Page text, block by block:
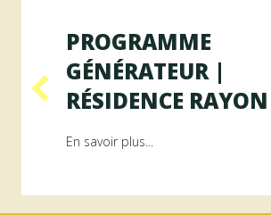
ArAMiS
PROGRAMME
GÉNÉRATEUR |
RÉSIDENCE RAYON
En savoir plus...